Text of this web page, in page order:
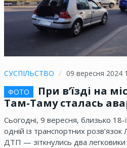
СУСПІЛЬСТВО
09 вересня 2024
ФОТО
При в’їзді на
Там-Таму сталась
Сьогодні, 9 вересня, близько 18-
одній із транспортних розв’язок
ДТП — зіткнулись два легковики